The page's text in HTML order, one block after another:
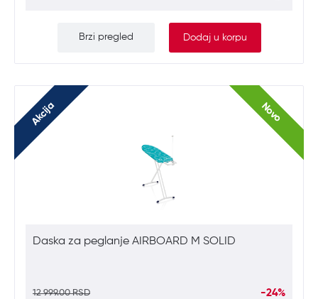
Brzi pregled Dodaj u korpu
Akcija Novo
Daska za peglanje AIRBOARD M SOLID
12 999.00 RSD
-24%